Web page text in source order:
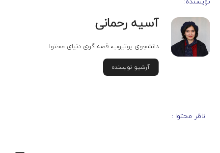
آسیه رحمانی
دانشجوی یوتیوب، قصه گوی دنیای محتوا
آرشیو نویسنده
ناظر محتوا :